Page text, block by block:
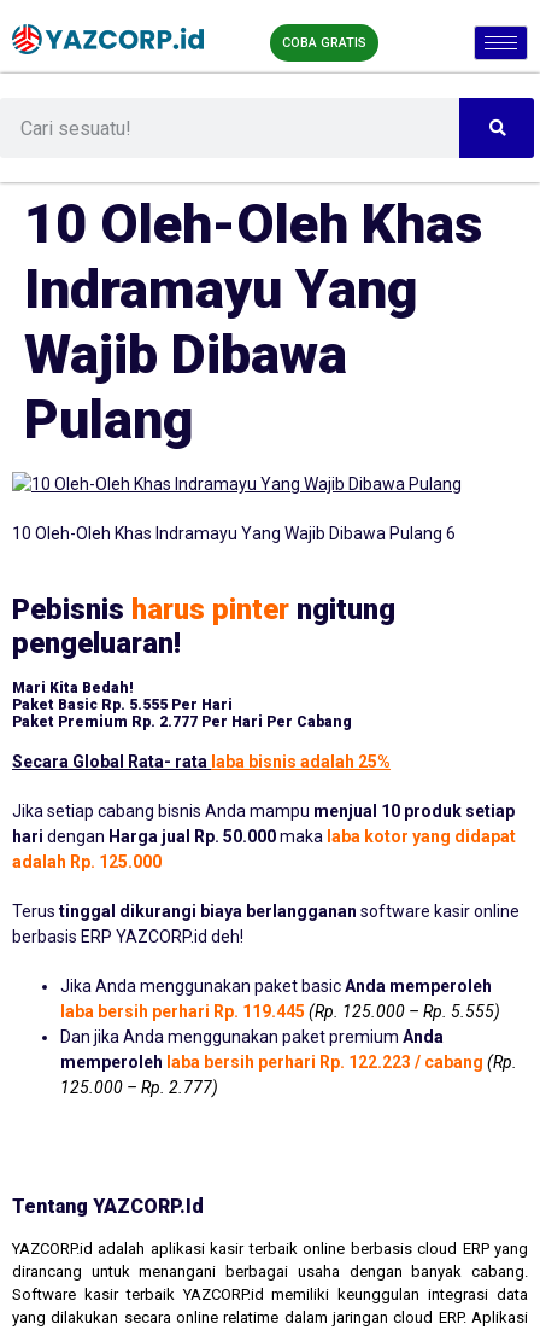
COBA GRATIS
10 Oleh-Oleh Khas
Indramayu Yang
Wajib Dibawa
Pulang
10 Oleh-Oleh Khas Indramayu Yang Wajib Dibawa Pulang 6
Pebisnis harus pinter ngitung
pengeluaran!
Mari Kita Bedah!
Paket Basic Rp. 5.555 Per Hari
Paket Premium Rp. 2.777 Per Hari Per Cabang
Secara Global Rata- rata laba bisnis adalah 25%
Jika setiap cabang bisnis Anda mampu menjual 10 produk setiap
hari dengan Harga jual Rp. 50.000maka laba kotor yang didapat
adalah Rp. 125.000
Terus tinggal dikurangi biaya berlangganan software kasir online
berbasis ERP YAZCORP.id deh!
Jika Anda menggunakan paket basicAnda memperoleh
laba bersih perhari Rp. 119.445 (Rp. 125.000 – Rp. 5.555)
Dan jika Anda menggunakan paket premium Anda
memperoleh laba bersih perhari Rp. 122.223 / cabang (Rp.
125.000 – Rp. 2.777)
Tentang YAZCORP.id
YAZCORP.id adalah aplikasi kasir terbaik online berbasis cloud ERP yang
dirancang untuk menangani berbagai usaha dengan banyak cabang.
Software kasir terbaik YAZCORP.id memiliki keunggulan integrasi data
yang dilakukan secara online relatime dalam jaringan cloud ERP. Aplikasi